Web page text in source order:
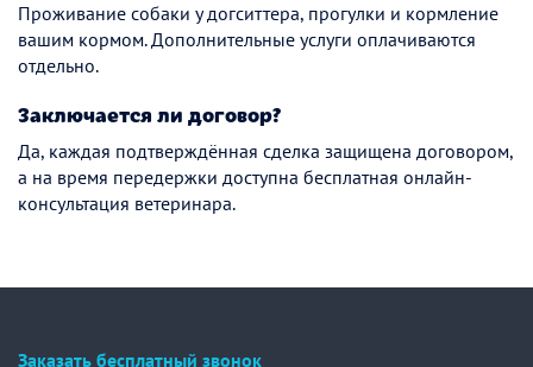
Проживание собаки у догситтера, прогулки и кормление
вашим кормом. Дополнительные услуги оплачиваются
отдельно.
Заключается ли договор?
Да, каждая подтверждённая сделка защищена договором,
а на время передержки доступна бесплатная онлайн-
консультация ветеринара.
Заказать бесплатный звонок